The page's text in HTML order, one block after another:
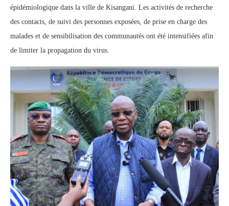
épidémiologique dans la ville de Kisangani. Les activités de recherche
des contacts, de suivi des personnes exposées, de prise en charge des
malades et de sensibilisation des communautés ont été intensifiées afin
de limiter la propagation du virus.